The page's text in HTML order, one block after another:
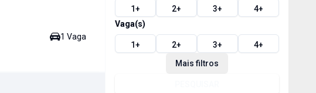
1 Vaga
1+ 2+ 3+ 4+
Vaga(s)
1+ 2+ 3+ 4+
Mais filtros